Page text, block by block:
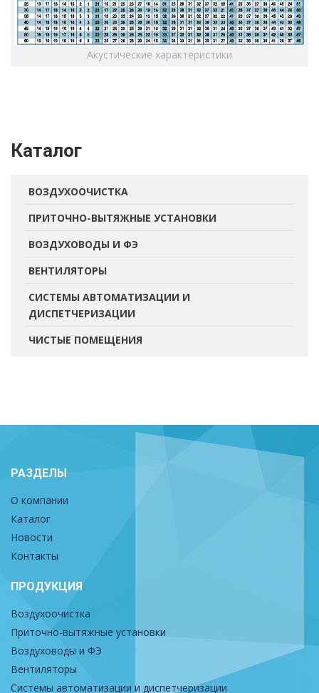
Акустические характеристики
Каталог
ВОЗДУХООЧИСТКА
ПРИТОЧНО-ВЫТЯЖНЫЕ УСТАНОВКИ
ВОЗДУХОВОДЫ И ФЭ
ВЕНТИЛЯТОРЫ
СИСТЕМЫ АВТОМАТИЗАЦИИ И
ДИСПЕТЧЕРИЗАЦИИ
ЧИСТЫЕ ПОМЕЩЕНИЯ
РАЗДЕЛЫ
О компании
Каталог
Новости
Контакты
ПРОДУКЦИЯ
Воздухоочистка
Приточно-вытяжные установки
Воздуховоды и ФЭ
Вентиляторы
Системы автоматизации и диспетчеризации